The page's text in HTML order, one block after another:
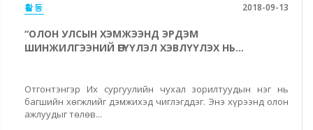
활동 2018-09-13
“ОЛОН УЛСЫН ХЭМЖЭЭНД ЭРДЭМ
ШИНЖИЛГЭЭНИЙ ӨГҮҮЛЭЛ ХЭВЛҮҮЛЭХ НЬ...
Отгонтэнгэр Их сургуулийн чухал зорилтуудын нэг нь
багшийн хөгжлийг дэмжихэд чиглэгддэг. Энэ хүрээнд олон
ажлуудыг төлөв...